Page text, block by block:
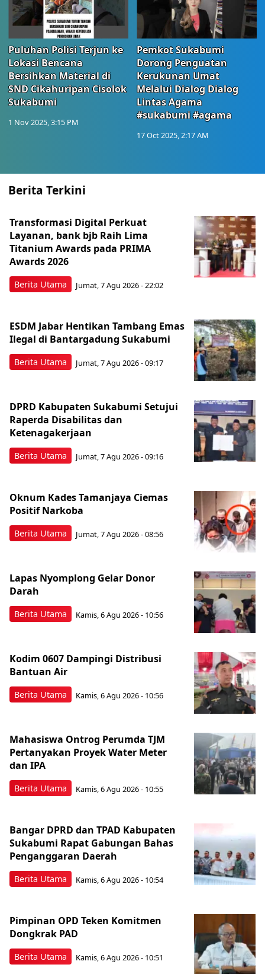
Puluhan Polisi Terjun ke
Lokasi Bencana
Bersihkan Material di
SND Cikahuripan Cisolok
Sukabumi
1 Nov 2025, 3:15 PM
Pemkot Sukabumi
Dorong Penguatan
Kerukunan Umat
Melalui Dialog Dialog
Lintas Agama
#sukabumi #agama
17 Oct 2025, 2:17 AM
Berita Terkini
Berita Utama
Transformasi Digital Perkuat
Layanan, bank bjb Raih Lima
Titanium Awards pada PRIMA
Awards 2026
Jumat, 7 Agu 2026 - 22:02
Berita Utama
ESDM Jabar Hentikan Tambang Emas
Ilegal di Bantargadung Sukabumi
Jumat, 7 Agu 2026 - 09:17
Berita Utama
DPRD Kabupaten Sukabumi Setujui
Raperda Disabilitas dan
Ketenagakerjaan
Jumat, 7 Agu 2026 - 09:16
Berita Utama
Oknum Kades Tamanjaya Ciemas
Positif Narkoba
Jumat, 7 Agu 2026 - 08:56
Berita Utama
Lapas Nyomplong Gelar Donor
Darah
Kamis, 6 Agu 2026 - 10:56
Berita Utama
Kodim 0607 Dampingi Distribusi
Bantuan Air
Kamis, 6 Agu 2026 - 10:56
Berita Utama
Mahasiswa Ontrog Perumda TJM
Pertanyakan Proyek Water Meter
dan IPA
Kamis, 6 Agu 2026 - 10:55
Berita Utama
Bangar DPRD dan TPAD Kabupaten
Sukabumi Rapat Gabungan Bahas
Penganggaran Daerah
Kamis, 6 Agu 2026 - 10:54
Berita Utama
Pimpinan OPD Teken Komitmen
Dongkrak PAD
Kamis, 6 Agu 2026 - 10:51